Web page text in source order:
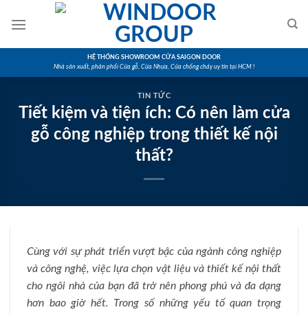
HỆ THỐNG SHOWROOM CỬA SAIGON DOOR
Nhà sản xuất, phân phối Cửa gỗ, Cửa Nhựa, Cửa chống cháy uy tín tại HCM !
TIN TỨC
Tiết kiệm và tiện ích: Có nên làm cửa
gỗ công nghiệp trong thiết kế nội
thất?
Cùng với sự phát triển vượt bậc của ngành công nghiệp
và công nghệ, việc lựa chọn vật liệu và thiết kế nội thất
cho ngôi nhà của bạn đã trở nên phong phú và đa dạng
hơn bao giờ hết. Trong số những yếu tố quan trọng